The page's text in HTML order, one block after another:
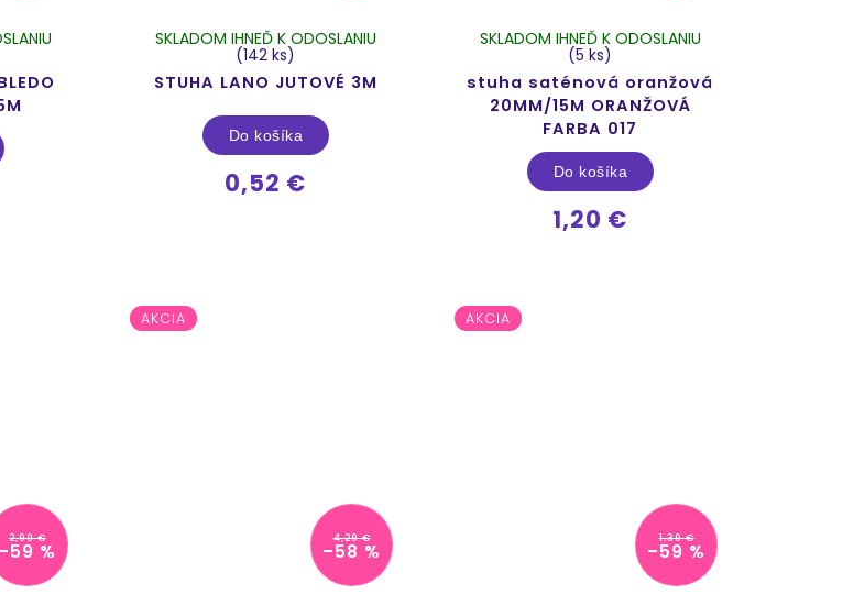
STUHA LANO JUTOVÉ 3M
SKLADOM IHNEĎ K ODOSLANIU
(142 ks)
0,52 €
Do košíka
stuha saténová oranžová
20MM/15M ORANŽOVÁ
FARBA 017
SKLADOM IHNEĎ K ODOSLANIU
(5 ks)
1,20 €
Do košíka
2,99 €
–59 %
AKCIA
4,29 €
–58 %
AKCIA
1,39 €
–59 %